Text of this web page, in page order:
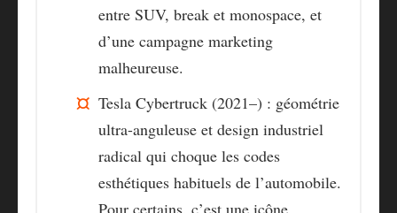
entre SUV, break et monospace, et
d’une campagne marketing
malheureuse.
Tesla Cybertruck (2021–) : géométrie
ultra-anguleuse et design industriel
radical qui choque les codes
esthétiques habituels de l’automobile.